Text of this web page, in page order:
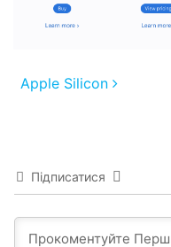
Post navigation
Apple Silicon
Підписатися